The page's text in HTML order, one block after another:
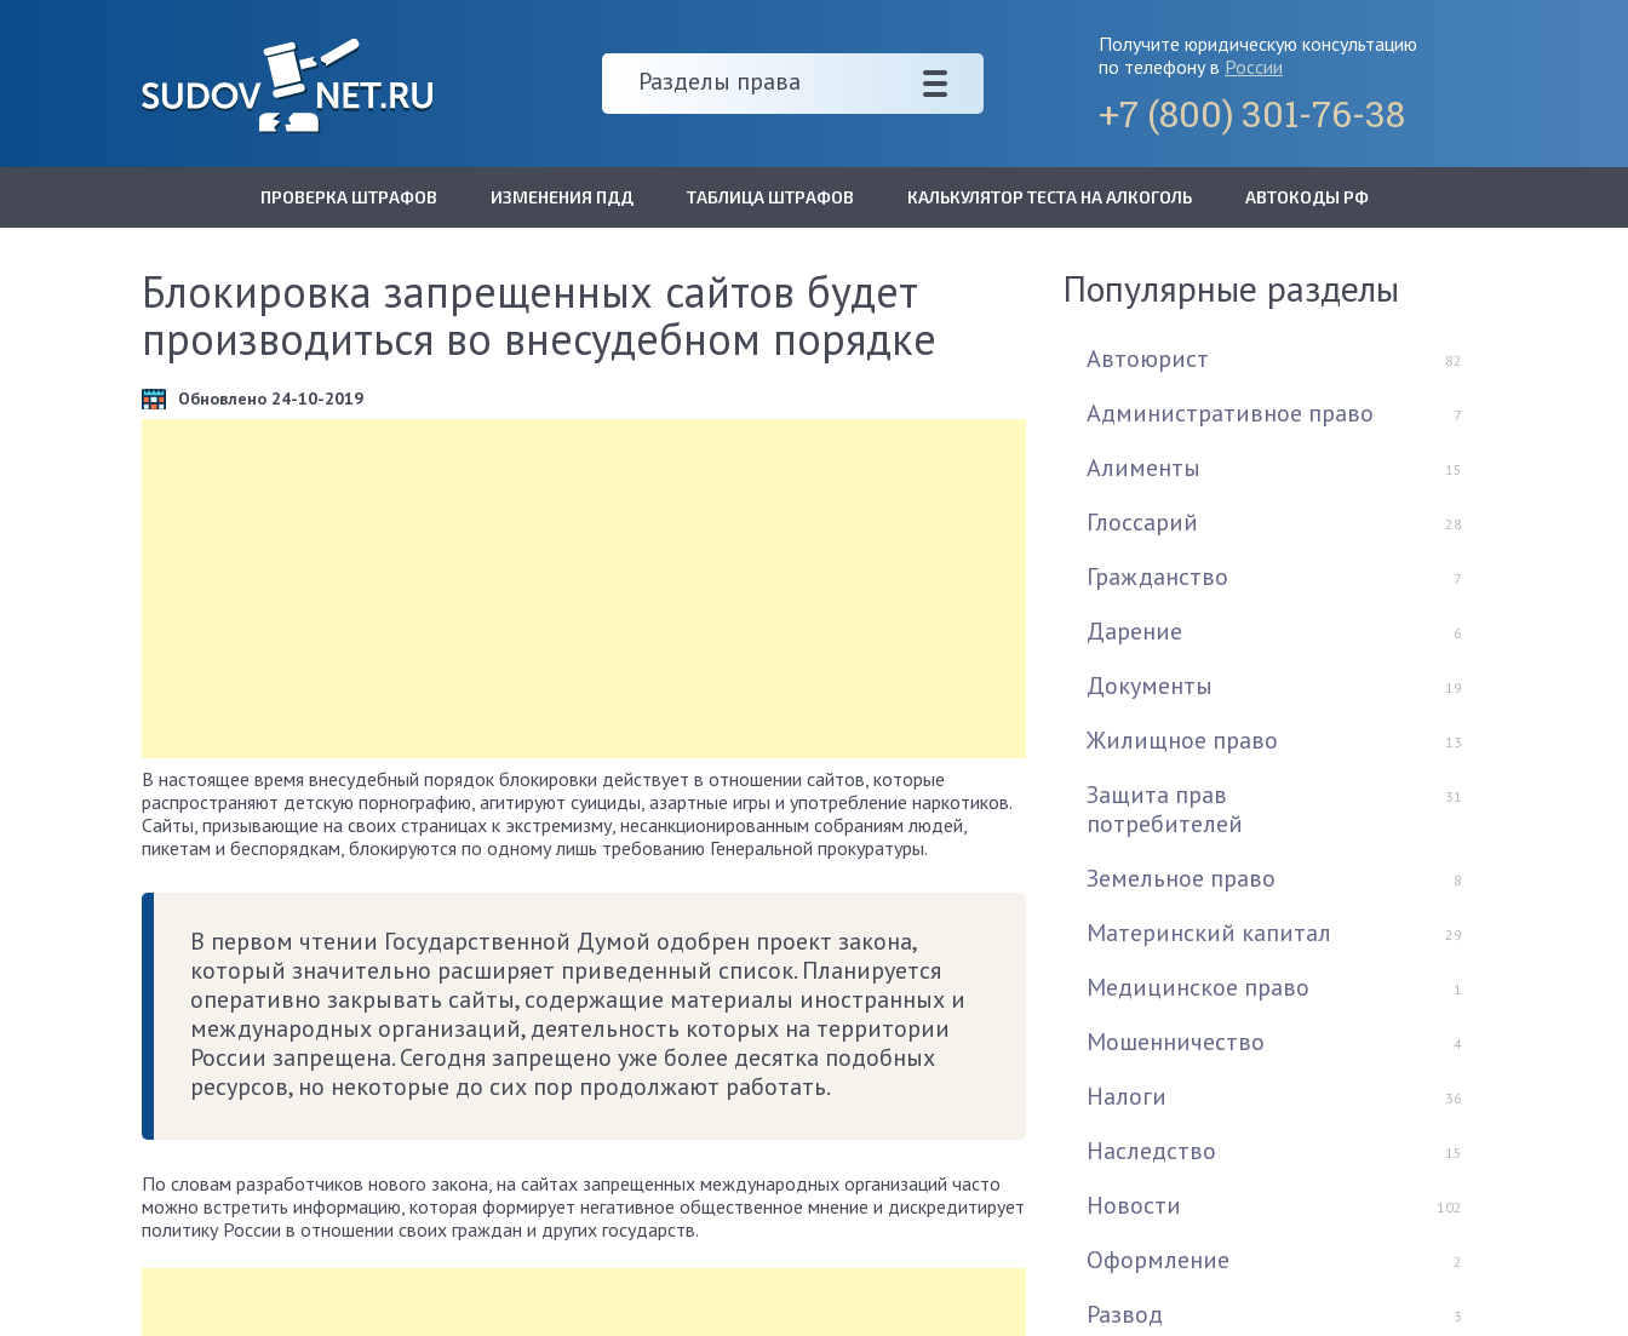
Разделы права
Получите юридическую консультацию
по телефону в России
+7 (800) 301-76-38
ПРОВЕРКА ШТРАФОВ ИЗМЕНЕНИЯ ПДД ТАБЛИЦА ШТРАФОВ КАЛЬКУЛЯТОР ТЕСТА НА АЛКОГОЛЬ АВТОКОДЫ РФ
Блокировка запрещенных сайтов будет
производиться во внесудебном порядке
Обновлено 24-10-2019
В настоящее время внесудебный порядок блокировки действует в отношении сайтов, которые
распространяют детскую порнографию, агитируют суициды, азартные игры и употребление наркотиков.
Сайты, призывающие на своих страницах к экстремизму, несанкционированным собраниям людей,
пикетам и беспорядкам, блокируются по одному лишь требованию Генеральной прокуратуры.
В первом чтении Государственной Думой одобрен проект закона,
который значительно расширяет приведенный список. Планируется
оперативно закрывать сайты, содержащие материалы иностранных и
международных организаций, деятельность которых на территории
России запрещена. Сегодня запрещено уже более десятка подобных
ресурсов, но некоторые до сих пор продолжают работать.
По словам разработчиков нового закона, на сайтах запрещенных международных организаций часто
можно встретить информацию, которая формирует негативное общественное мнение и дискредитирует
политику России в отношении своих граждан и других государств.
Популярные разделы
Автоюрист 82
Административное право 7
Алименты 15
Глоссарий 28
Гражданство 7
Дарение 6
Документы 19
Жилищное право 13
Защита прав
потребителей
31
Земельное право 8
Материнский капитал 29
Медицинское право 1
Мошенничество 4
Налоги 36
Наследство 15
Новости 102
Оформление 2
Развод 3